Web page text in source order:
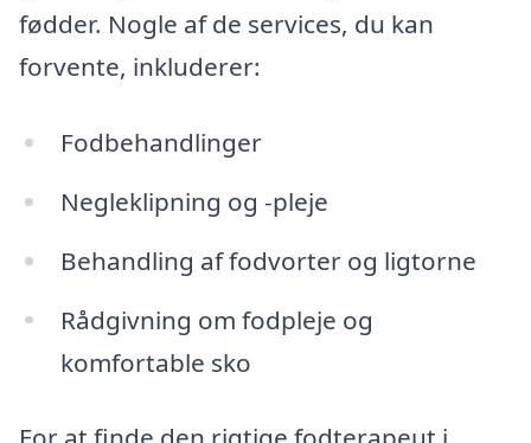
fødder. Nogle af de services, du kan
forvente, inkluderer:
Fodbehandlinger
Negleklipning og -pleje
Behandling af fodvorter og ligtorne
Rådgivning om fodpleje og
komfortable sko